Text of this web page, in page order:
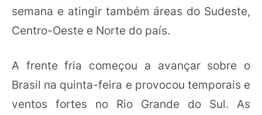
semana e atingir também áreas do Sudeste,
Centro-Oeste e Norte do país.
A frente fria começou a avançar sobre o
Brasil na quinta-feira e provocou temporais e
ventos fortes no Rio Grande do Sul. As